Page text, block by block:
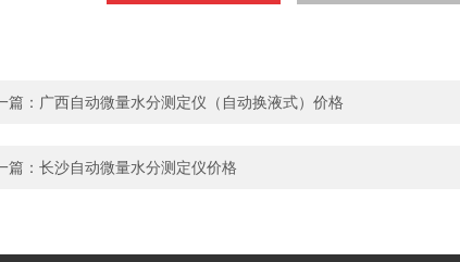
篇： 广西自动微量水分测定仪（自动换液式）价格
篇： 长沙自动微量水分测定仪价格